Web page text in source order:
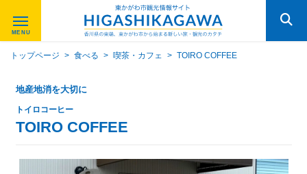
トップページ > 食べる > 喫茶・カフェ > TOIRO COFFEE
地産地消を大切に
トイロコーヒー
TOIRO COFFEE